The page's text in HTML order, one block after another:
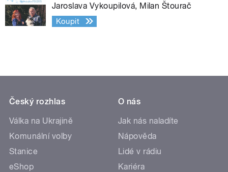
Jaroslava Vykoupilová, Milan Štourač
Koupit
Český rozhlas
Válka na Ukrajině
Komunální volby
Stanice
eShop
O nás
Jak nás naladíte
Nápověda
Lidé v rádiu
Kariéra